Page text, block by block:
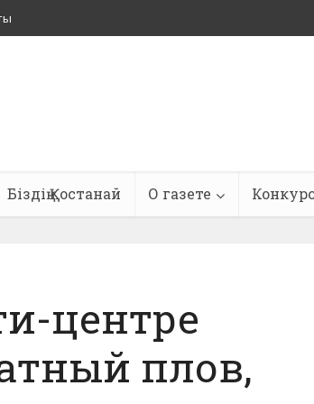
Біздің Қостанай О газете
центре
плов,